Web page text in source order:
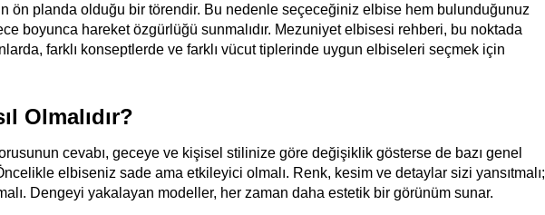
ön planda olduğu bir törendir. Bu nedenle seçeceğiniz elbise hem bulunduğunuz
boyunca hareket özgürlüğü sunmalıdır. Mezuniyet elbisesi rehberi, bu noktada
farklı konseptlerde ve farklı vücut tiplerinde uygun elbiseleri seçmek için
Olmalıdır?
cevabı, geceye ve kişisel stilinize göre değişiklik gösterse de bazı genel
elbiseniz sade ama etkileyici olmalı. Renk, kesim ve detaylar sizi yansıtmalı;
Dengeyi yakalayan modeller, her zaman daha estetik bir görünüm sunar.